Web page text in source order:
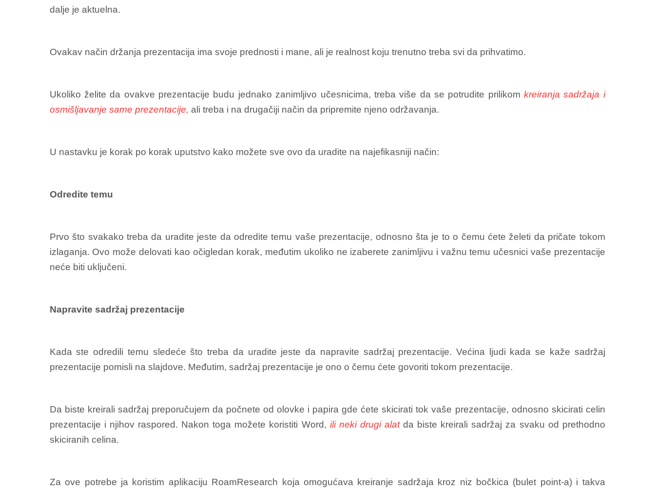
dalje je aktuelna.
Ovakav način držanja prezentacija ima svoje prednosti i mane, ali je realnost koju trenutno treba svi da prihvatimo.
Ukoliko želite da ovakve prezentacije budu jednako zanimljivo učesnicima, treba više da se potrudite prilikom kreiranja sadržaja i
osmišljavanje same prezentacije, ali treba i na drugačiji način da pripremite njeno održavanja.
U nastavku je korak po korak uputstvo kako možete sve ovo da uradite na najefikasniji način:
Odredite temu
Prvo što svakako treba da uradite jeste da odredite temu vaše prezentacije, odnosno šta je to o čemu ćete želeti da pričate tokom
izlaganja. Ovo može delovati kao očigledan korak, međutim ukoliko ne izaberete zanimljivu i važnu temu učesnici vaše prezentacije
neće biti uključeni.
Napravite sadržaj prezentacije
Kada ste odredili temu sledeće što treba da uradite jeste da napravite sadržaj prezentacije. Većina ljudi kada se kaže sadržaj
prezentacije pomisli na slajdove. Međutim, sadržaj prezentacije je ono o čemu ćete govoriti tokom prezentacije.
Da biste kreirali sadržaj preporučujem da počnete od olovke i papira gde ćete skicirati tok vaše prezentacije, odnosno skicirati celin
prezentacije i njihov raspored. Nakon toga možete koristiti Word, ili neki drugi alatda biste kreirali sadržaj za svaku od prethodno
skiciranih celina.
Za ove potrebe ja koristim aplikaciju RoamResearch koja omogućava kreiranje sadržaja kroz niz bočkica (bulet point-a) i takva